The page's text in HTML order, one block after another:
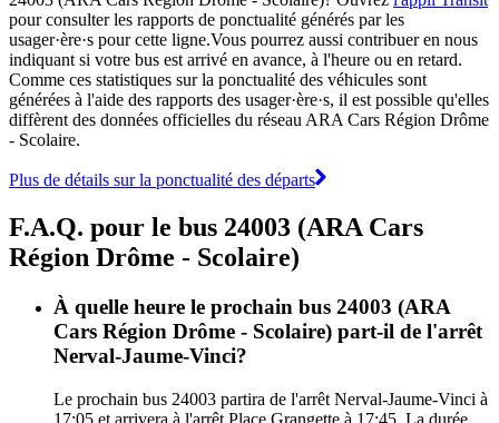
pour consulter les rapports de ponctualité générés par les
usager·ère·s pour cette ligne.Vous pourrez aussi contribuer en nous
indiquant si votre bus est arrivé en avance, à l'heure ou en retard.
Comme ces statistiques sur la ponctualité des véhicules sont
générées à l'aide des rapports des usager·ère·s, il est possible qu'elles
diffèrent des données officielles du réseau ARA Cars Région Drôme
- Scolaire.
Plus de détails sur la ponctualité des départs
F.A.Q. pour le bus 24003 (ARA Cars
Région Drôme - Scolaire)
À quelle heure le prochain bus 24003 (ARA
Cars Région Drôme - Scolaire) part-il de l'arrêt
Nerval-Jaume-Vinci?
Le prochain bus 24003 partira de l'arrêt Nerval-Jaume-Vinci à
17:05 et arrivera à l'arrêt Place Grangette à 17:45. La durée